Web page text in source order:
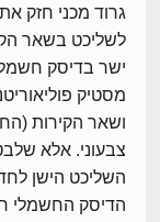
גרוד מכני חזק
לשליכט בשאר
ישר בדיסק
מסטיק
ושאר הקירות
צבעוני. אלא
השליכט הישן
הדיסק החשמלי